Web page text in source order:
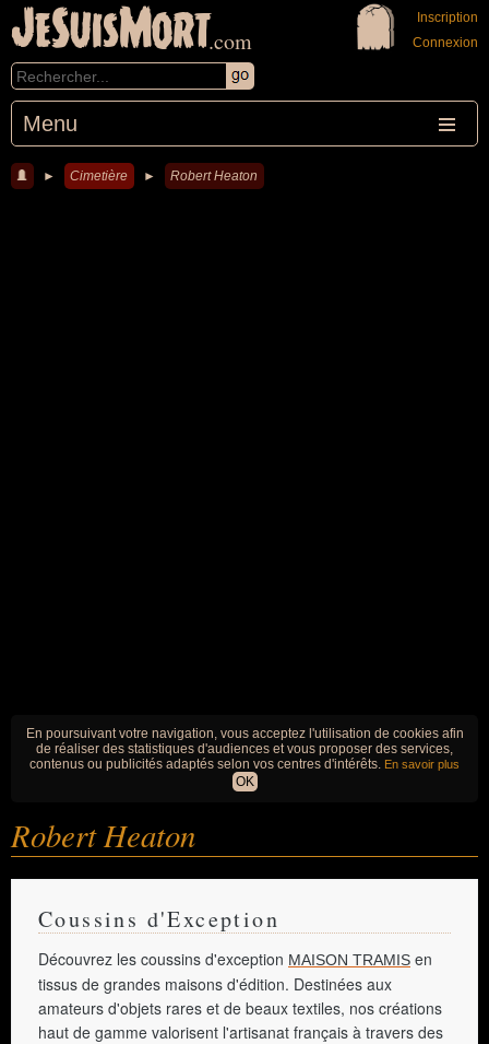
JeSuisMort.com
Menu
Inscription
Connexion
► Cimetière ► Robert Heaton
En poursuivant votre navigation, vous acceptez l'utilisation de cookies afin
de réaliser des statistiques d'audiences et vous proposer des services,
contenus ou publicités adaptés selon vos centres d'intérêts. En savoir plus
OK
Robert Heaton
Coussins d'Exception
Découvrez les coussins d'exception MAISON TRAMIS en
tissus de grandes maisons d'édition. Destinées aux
amateurs d'objets rares et de beaux textiles, nos créations
haut de gamme valorisent l'artisanat français à travers des